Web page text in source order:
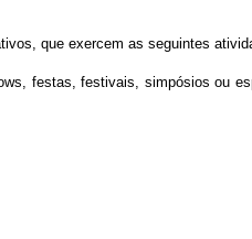
que exercem as seguintes
, festas, festivais, simpósios ou